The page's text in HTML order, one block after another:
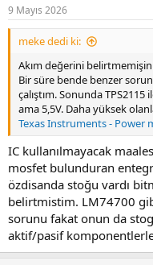
9 Mayıs 2026
meke dedi ki:
Akım değerini
Bir süre bende benzer
çalıştım. Sonunda
ama 5,5V. Daha yüksek
Texas Instruments - Power
IC kullanılmayacak
mosfet bulunduran
özdisanda stoğu vardı
belirtmistim. LM74700
sorunu fakat onun da
aktif/pasif